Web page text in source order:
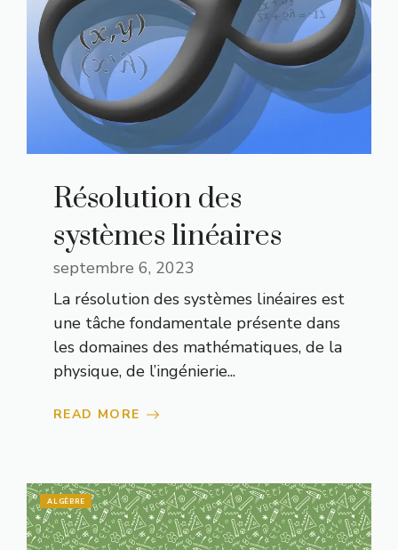
Résolution des
systèmes linéaires
septembre 6, 2023
La résolution des systèmes linéaires est
une tâche fondamentale présente dans
les domaines des mathématiques, de la
physique, de l’ingénierie...
READ MORE
ALGÈBRE